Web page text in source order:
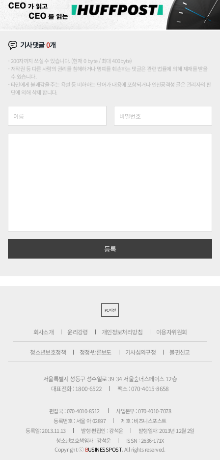
기사댓글0개
200자까지 쓰실 수 있습니다. (현재 0 byte / 최대 400byte)
저작권 등 다른 사람의 권리를 침해하거나 명예를 훼손하는 댓글은 관련 법률에 의해 제재를 받을
수 있습니다.
타인에게 불쾌감을 주는 욕설 등 비하하는 단어가 내용에 포함되거나 인신공격성 글은 관리자의 판
단에 의해 삭제 합니다.
PC버전
회사소개 윤리강령 개인정보처리방침 이용자위원회
청소년보호정책 정정·반론보도 기사심의규정 불편신고
서울특별시 성동구 성수일로 39-34 서울숲더스페이스 12층
대표전화 : 1800-6522
팩스 : 070-4015-8658
편집국 : 070-4010-8512
사업본부 : 070-4010-7078
등록번호 : 서울 아 02897
제호 : 비즈니스포스트
등록일: 2013.11.13
발행·편집인 : 강석운
발행일자: 2013년 12월 2일
청소년보호책임자 : 강석운
ISSN : 2636-171X
Copyright ⓒBUSINESSPOST. All rights reserved.